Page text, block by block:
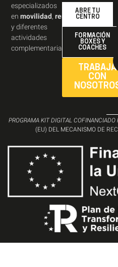
especializados
enmovilidad,resistencia,
y diferentes
actividades
complementarias.
ABRE TU
CENTRO
FORMACIÓN
BOXES Y
COACHES
TRABAJA
CON
PROGRAMA KIT DIGITAL
(EU) DEL MECANISMO DE